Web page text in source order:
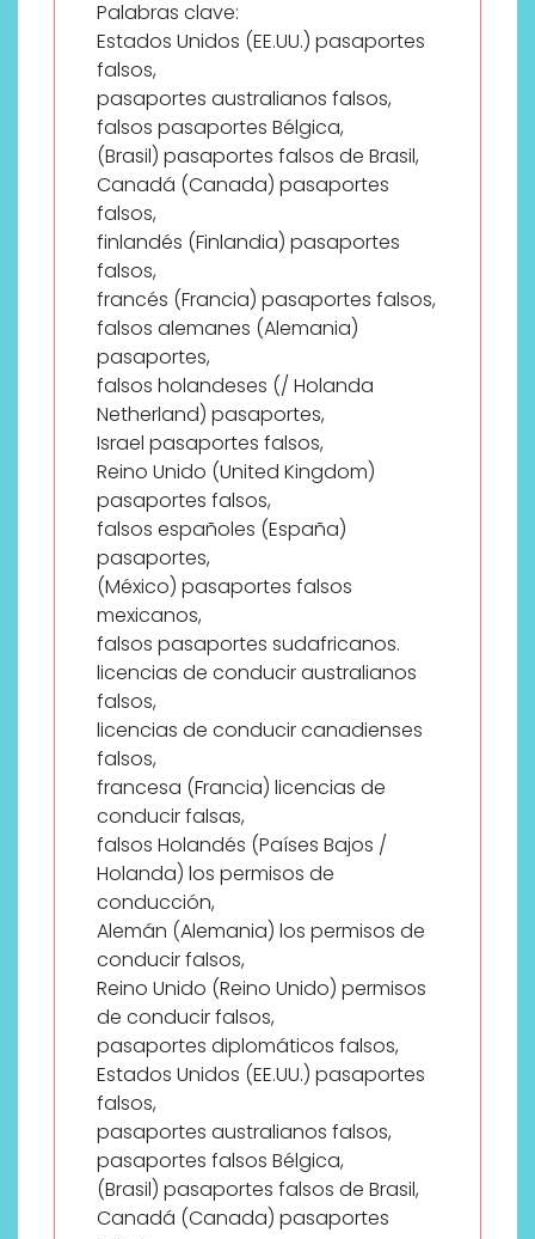
Palabras clave:
Estados Unidos (EE.UU.) pasaportes
falsos,
pasaportes australianos falsos,
falsos pasaportes Bélgica,
(Brasil) pasaportes falsos de Brasil,
Canadá (Canada) pasaportes
falsos,
finlandés (Finlandia) pasaportes
falsos,
francés (Francia) pasaportes falsos,
falsos alemanes (Alemania)
pasaportes,
falsos holandeses (/ Holanda
Netherland) pasaportes,
Israel pasaportes falsos,
Reino Unido (United Kingdom)
pasaportes falsos,
falsos españoles (España)
pasaportes,
(México) pasaportes falsos
mexicanos,
falsos pasaportes sudafricanos.
licencias de conducir australianos
falsos,
licencias de conducir canadienses
falsos,
francesa (Francia) licencias de
conducir falsas,
falsos Holandés (Países Bajos /
Holanda) los permisos de
conducción,
Alemán (Alemania) los permisos de
conducir falsos,
Reino Unido (Reino Unido) permisos
de conducir falsos,
pasaportes diplomáticos falsos,
Estados Unidos (EE.UU.) pasaportes
falsos,
pasaportes australianos falsos,
pasaportes falsos Bélgica,
(Brasil) pasaportes falsos de Brasil,
Canadá (Canada) pasaportes